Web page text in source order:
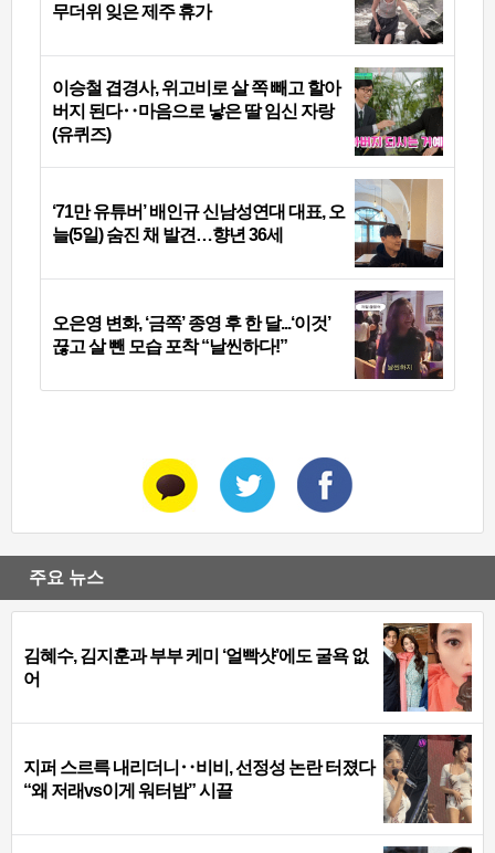
무더위 잊은 제주 휴가
이승철 겹경사, 위고비로 살 쪽 빼고 할아
버지 된다‥마음으로 낳은 딸 임신 자랑
(유퀴즈)
‘71만 유튜버’ 배인규 신남성연대 대표, 오
늘(5일) 숨진 채 발견…향년 36세
오은영 변화, ‘금쪽’ 종영 후 한 달...‘이것’
끊고 살 뺀 모습 포착 “날씬하다!”
주요 뉴스
김혜수, 김지훈과 부부 케미 ‘얼빡샷’에도 굴욕 없
어
지퍼 스르륵 내리더니‥비비, 선정성 논란 터졌다
“왜 저래vs이게 워터밤” 시끌